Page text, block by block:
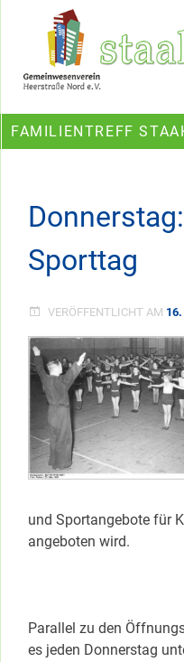
Ein Projekt des
FAMILIENTREFF
Sporttag
VERÖFFENTLICHT AM
und Sportangebote für
angeboten wird.
Parallel zu den
es jeden Donnerstag